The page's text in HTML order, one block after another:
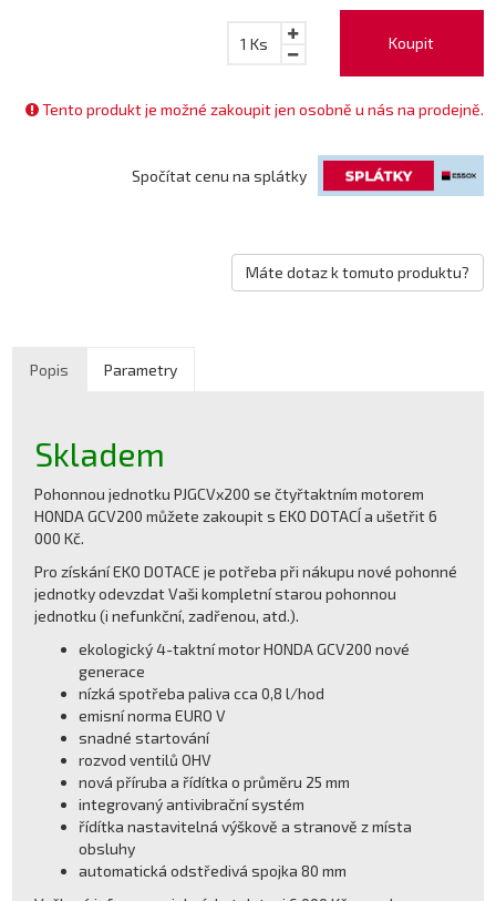
Koupit
1 Ks
Tento produkt je možné zakoupit jen osobně u nás na prodejně.
Spočítat cenu na splátky
Máte dotaz k tomuto produktu?
Popis Parametry
Skladem
Pohonnou jednotku PJGCVx200 se čtyřtaktním motorem
HONDA GCV200 můžete zakoupit s EKO DOTACÍ a ušetřit 6
000 Kč.
Pro získání EKO DOTACE je potřeba při nákupu nové pohonné
jednotky odevzdat Vaši kompletní starou pohonnou
jednotku (i nefunkční, zadřenou, atd.).
ekologický 4-taktní motor HONDA GCV200 nové
generace
nízká spotřeba paliva cca 0,8 l/hod
emisní norma EURO V
snadné startování
rozvod ventilů OHV
nová příruba a řídítka o průměru 25 mm
integrovaný antivibrační systém
řídítka nastavitelná výškově a stranově z místa
obsluhy
automatická odstředivá spojka 80 mm